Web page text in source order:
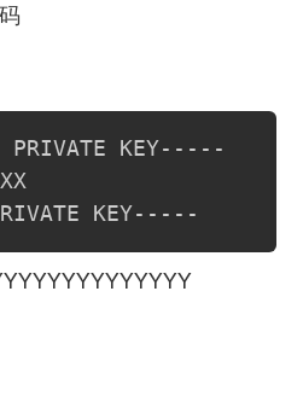
KEY-----
KEY-----